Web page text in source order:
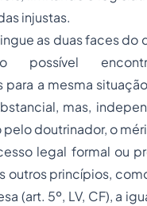
injustas.
as duas faces do
possível
para a mesma
mas,
doutrinador, o
legal formal ou
outros princípios,
(art. 5º, LV, CF), a